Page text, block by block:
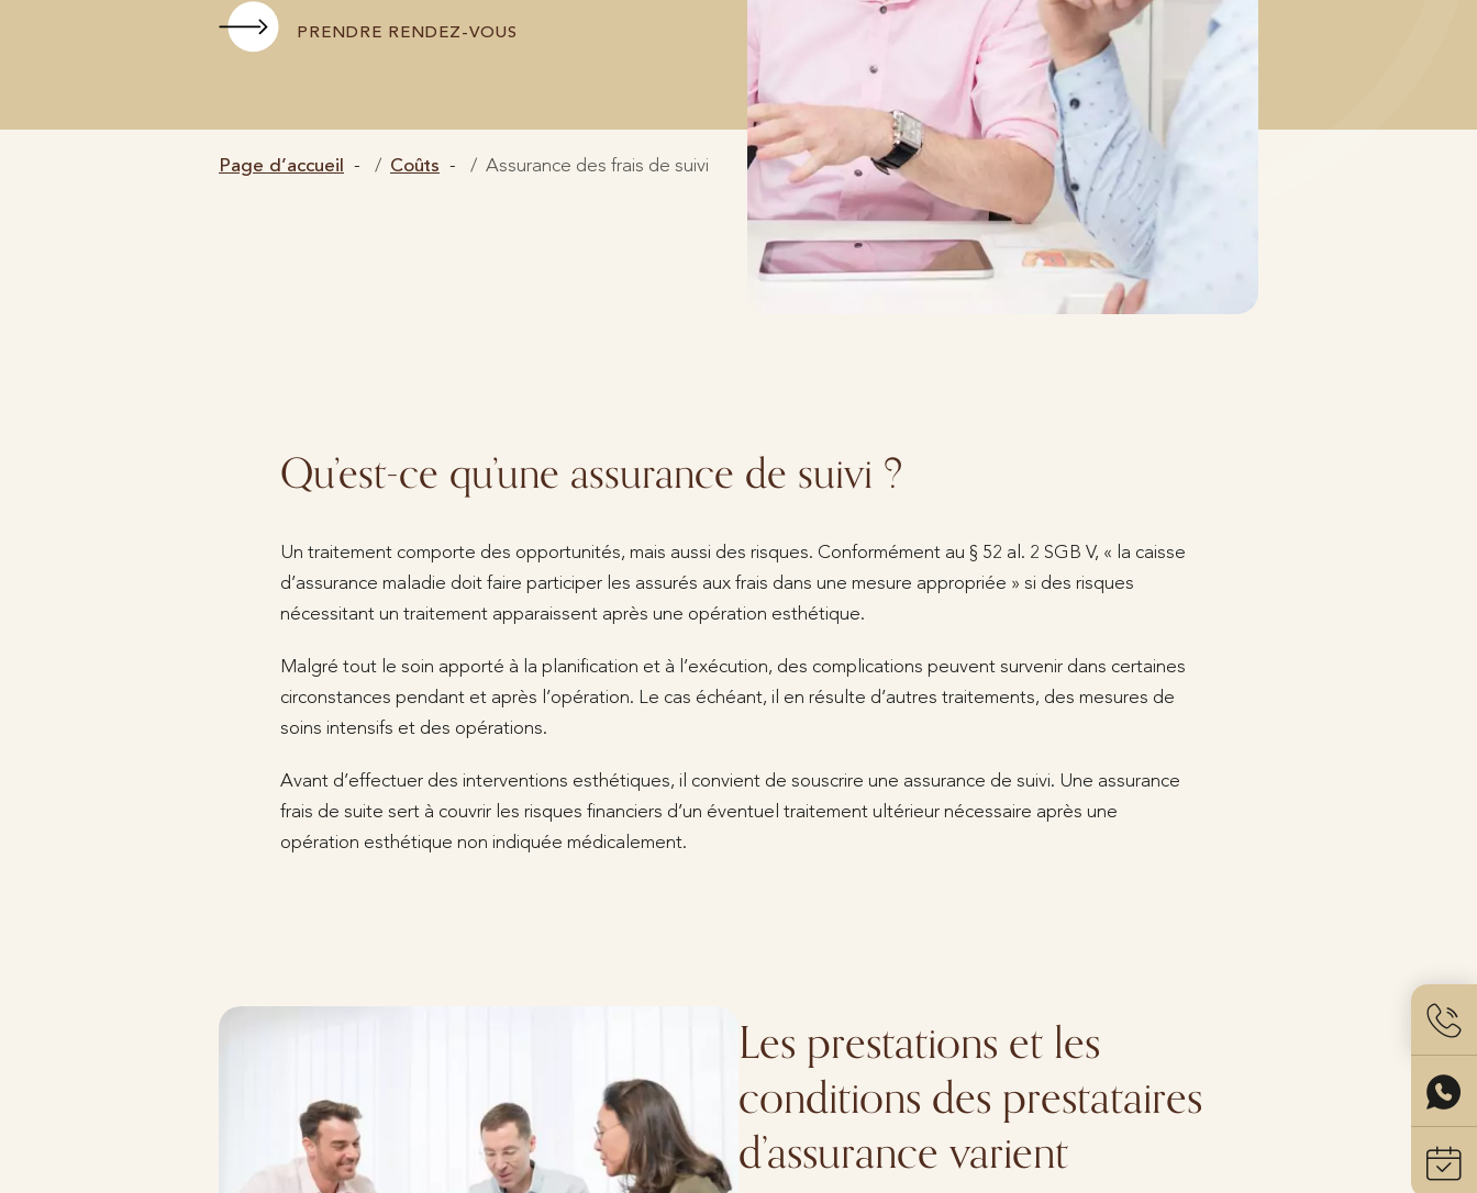
PRENDRE RENDEZ-VOUS
Page d’accueil Coûts Assurance des frais de suivi
Qu’est-ce qu’une assurance de suivi ?
Un traitement comporte des opportunités, mais aussi des risques. Conformément au § 52 al. 2 SGB V, « la caisse
d’assurance maladie doit faire participer les assurés aux frais dans une mesure appropriée » si des risques
nécessitant un traitement apparaissent après une opération esthétique.
Malgré tout le soin apporté à la planification et à l’exécution, des complications peuvent survenir dans certaines
circonstances pendant et après l’opération. Le cas échéant, il en résulte d’autres traitements, des mesures de
soins intensifs et des opérations.
Avant d’effectuer des interventions esthétiques, il convient de souscrire une assurance de suivi. Une assurance
frais de suite sert à couvrir les risques financiers d’un éventuel traitement ultérieur nécessaire après une
opération esthétique non indiquée médicalement.
Les prestations et les
conditions des prestataires
d’assurance varient